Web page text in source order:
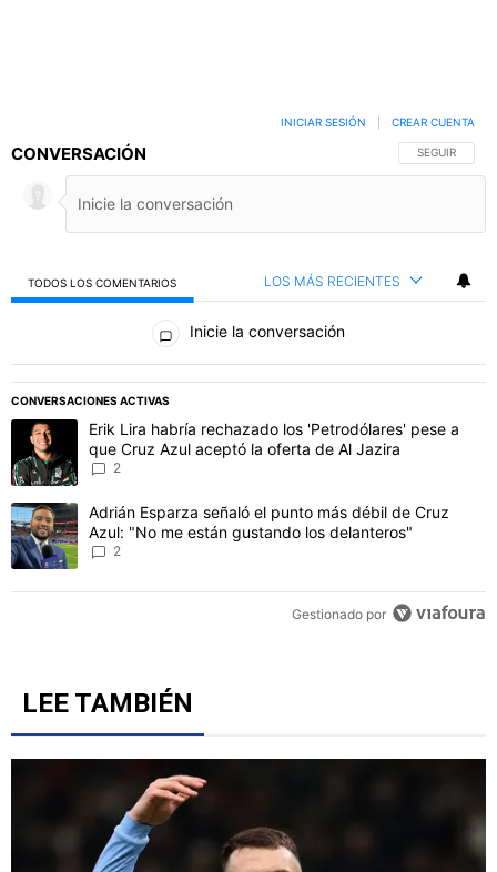
CONVERSACIÓN SIGA ESTA
SEGUIR
INICIAR SESIÓN CREAR CUENTA
TODOS LOS COMENTARIOS LOS MÁS RECIENTES
Todos los comentarios
Inicie la conversación
CONVERSACIONES ACTIVAS
Este listado muestra los artículos con más comentarios en los
Un artículo de tendencia con el título "Erik Lira habría rechazado
Erik Lira habría rechazado los 'Petrodólares' pese a
que Cruz Azul aceptó la oferta de Al Jazira
Un artículo de tendencia con el título "Adrián Esparza señaló el
Adrián Esparza señaló el punto más débil de Cruz
LEE TAMBIÉN